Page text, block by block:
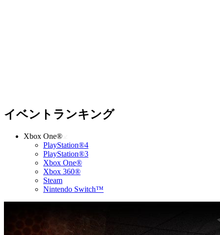
イベントランキング
Xbox One®
PlayStation®4
PlayStation®3
Xbox One®
Xbox 360®
Steam
Nintendo Switch™